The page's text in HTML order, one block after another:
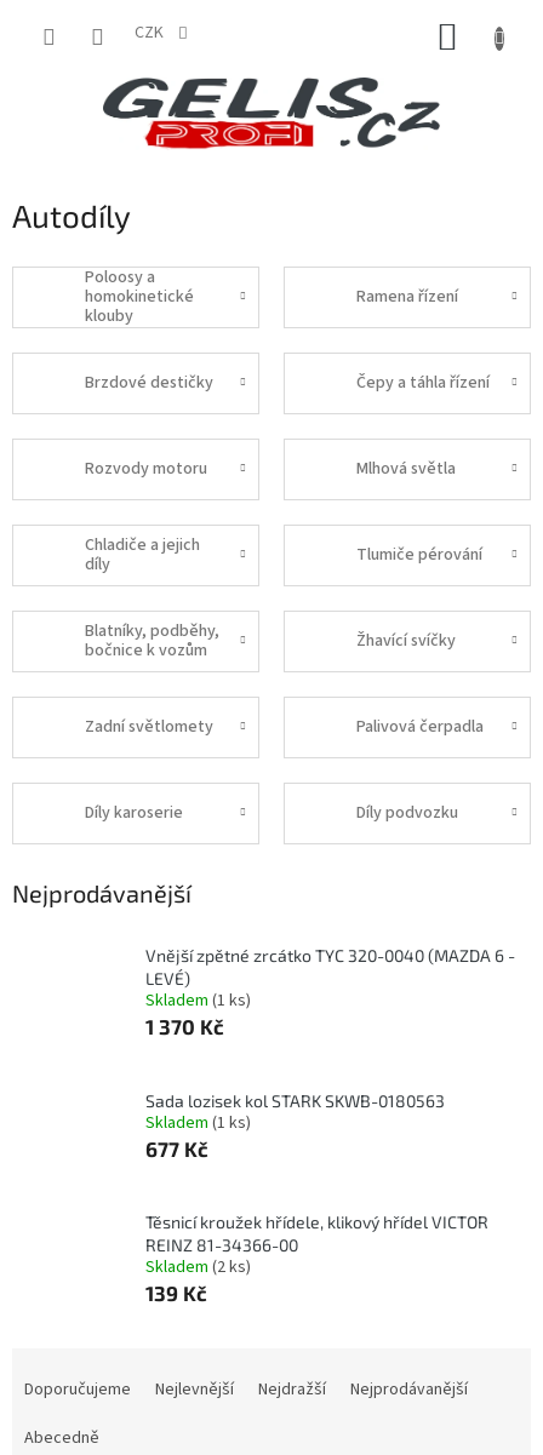
CZK
Autodíly
Poloosy a
homokinetické
klouby
Ramena řízení
Brzdové destičky Čepy a táhla řízení
Rozvody motoru Mlhová světla
Chladiče a jejich
díly
Tlumiče pérování
Blatníky, podběhy,
bočnice k vozům
Žhavící svíčky
Zadní světlomety Palivová čerpadla
Díly karoserie Díly podvozku
Nejprodávanější
Vnější zpětné zrcátko TYC 320-0040 (MAZDA 6 -
LEVÉ)
Skladem (1 ks)
1 370 Kč
Sada lozisek kol STARK SKWB-0180563
Skladem (1 ks)
677 Kč
Těsnicí kroužek hřídele, klikový hřídel VICTOR
REINZ 81-34366-00
Skladem (2 ks)
139 Kč
Doporučujeme Nejlevnější Nejdražší
Nejprodávanější
Abecedně